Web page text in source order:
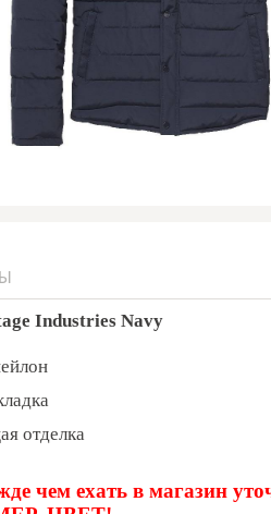
Industries Navy
отделка
чем ехать в магазин